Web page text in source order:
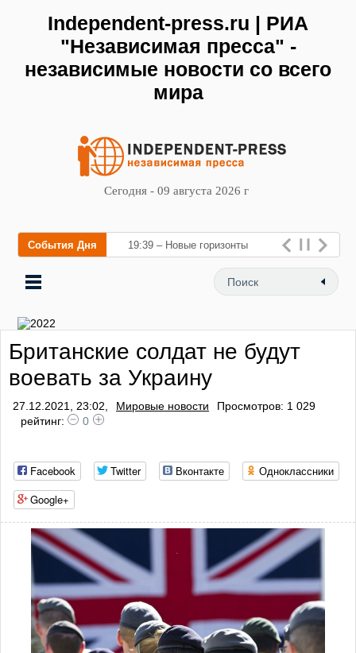
Independent-press.ru | РИА
"Независимая пресса" -
независимые новости со всего
мира
Сегодня - 09 августа 2026 г
События Дня 19:39 – Новые горизонты
флебологии: в Москве
открылся «Городской центр
Британские солдат не будут
воевать за Украину
27.12.2021, 23:02, Мировые новости
Просмотров: 1 029
рейтинг:
0
Facebook Twitter Вконтакте
Одноклассники
Google+